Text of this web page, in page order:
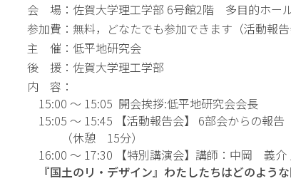
会 場：佐賀大学理工学部 6号館2階 多目的ホ
参加費：無料，どなたでも参加できます（活動報
主 催：低平地研究会
後 援：佐賀大学理工学部
内 容：
15:00 ～ 15:05 開会挨拶:低平地研究会会長
15:05 ～ 15:45 【活動報告会】 6部会からの報告
（休憩 15分）
16:00 ～ 17:30 【特別講演会】講師：中岡 義介
『国土のリ・デザイン』わたしたちはどのよう